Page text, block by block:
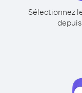
Sélectionnez